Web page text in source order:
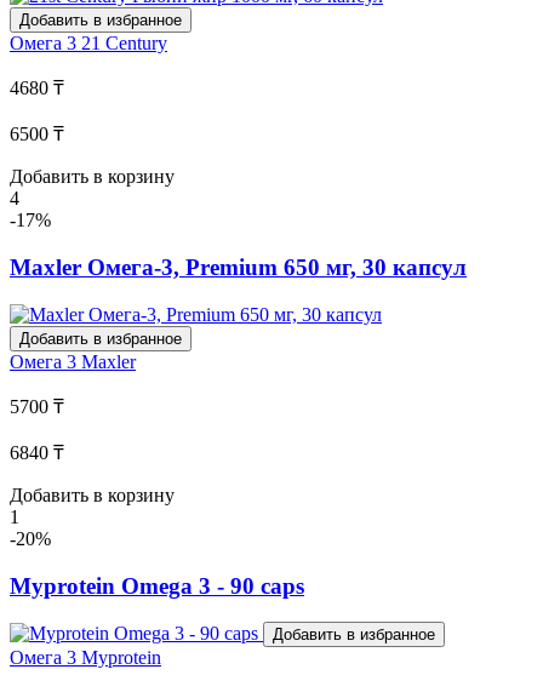
Добавить в избранное
Омега 3 21 Century
4680 ₸
6500 ₸
Добавить в корзину
4
-17%
Maxler Омега-3, Premium 650 мг, 30 капсул
Добавить в избранное
Омега 3 Maxler
5700 ₸
6840 ₸
Добавить в корзину
1
-20%
Myprotein Omega 3 - 90 caps
Добавить в избранное
Омега 3 Myprotein